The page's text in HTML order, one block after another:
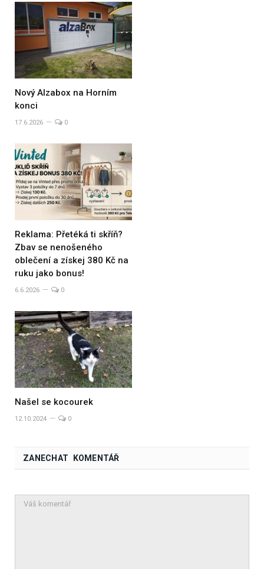
Nový Alzabox na Horním
konci
17.6.2026 0
Reklama: Přetéká ti skříň?
Zbav se nenošeného
oblečení a získej 380 Kč na
ruku jako bonus!
6.6.2026 0
Našel se kocourek
12.10.2024 0
ZANECHAT KOMENTÁŘ